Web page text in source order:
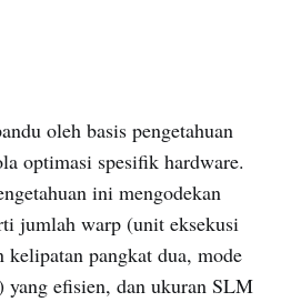
oleh basis pengetahuan
optimasi spesifik hardware.
ini mengodekan
jumlah warp (unit eksekusi
kelipatan pangkat dua, mode
efisien, dan ukuran SLM